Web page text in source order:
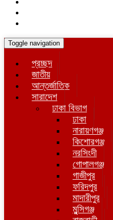
Toggle navigation
প্রচ্ছদ
জাতীয়
আন্তর্জাতিক
সারাদেশ
ঢাকা বিভাগ
ঢাকা
নারায়ণগঞ্জ
কিশোরগঞ্জ
নরসিংদী
গোপালগঞ্জ
গাজীপুর
ফরিদপুর
মাদারীপুর
মুন্সিগঞ্জ